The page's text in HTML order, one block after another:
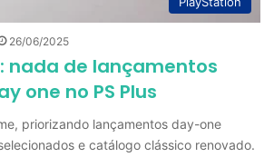
26/06/2025
nada de lançamentos
one no PS Plus
priorizando lançamentos day-one
e catálogo clássico renovado.